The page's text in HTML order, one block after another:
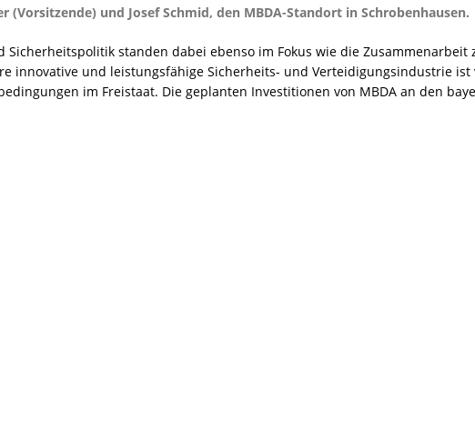
(Vorsitzende) und Josef Schmid, den MBDA-Standort in Schrobenhausen.
Sicherheitspolitik standen dabei ebenso im Fokus wie die
innovative und leistungsfähige Sicherheits- und Verteidigungsindustrie
im Freistaat. Die geplanten Investitionen von MBDA an den